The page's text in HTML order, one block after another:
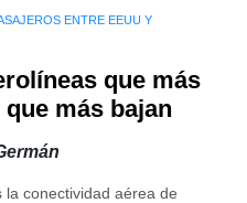
ENTRE EEUU Y
que más
más bajan
la conectividad aérea de